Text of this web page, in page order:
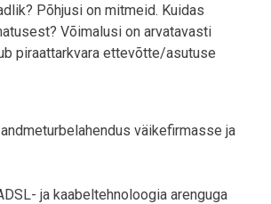
Põhjusi on mitmeid. Kuidas
Võimalusi on arvatavasti
piraattarkvara ettevõtte/asutuse
väikefirmasse ja
ja kaabeltehnoloogia arenguga